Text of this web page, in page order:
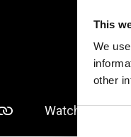
This
We
other
Consent